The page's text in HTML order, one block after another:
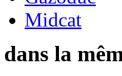
Midcat
dans la